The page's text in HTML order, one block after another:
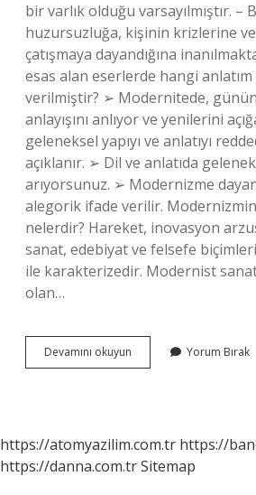
bir varlık olduğu varsayılmıştır. –
huzursuzluğa, kişinin krizlerine
çatışmaya dayandığına
esas alan eserlerde hangi
verilmiştir? ➢ Modernitede,
anlayışını anlıyor ve yenilerini
geleneksel yapıyı ve anlatıyı
açıklanır. ➢ Dil ve anlatıda
arıyorsunuz. ➢ Modernizme
alegorik ifade verilir.
nelerdir? Hareket, inovasyon
sanat, edebiyat ve felsefe
ile karakterizedir. Modernist
olan…
Devamını okuyun Modernist
Metinlerde
Verilir
Yorum Bırak
https://atomyazilim.com.tr https://
https://danna.com.trSitemap